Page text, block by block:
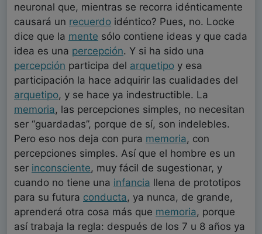
neuronal que, mientras se recorra idénticamente
causará un recuerdo idéntico? Pues, no. Locke
dice que la mente sólo contiene ideas y que cada
idea es una percepción. Y si ha sido una
percepción participa del arquetipo y esa
participación la hace adquirir las cualidades del
arquetipo, y se hace ya indestructible. La
memoria, las percepciones simples, no necesitan
ser “guardadas”, porque de sí, son indelebles.
Pero eso nos deja con pura memoria, con
percepciones simples. Así que el hombre es un
ser inconsciente, muy fácil de sugestionar, y
cuando no tiene una infancia llena de prototipos
para su futura conducta, ya nunca, de grande,
aprenderá otra cosa más que memoria, porque
así trabaja la regla: después de los 7 u 8 años ya